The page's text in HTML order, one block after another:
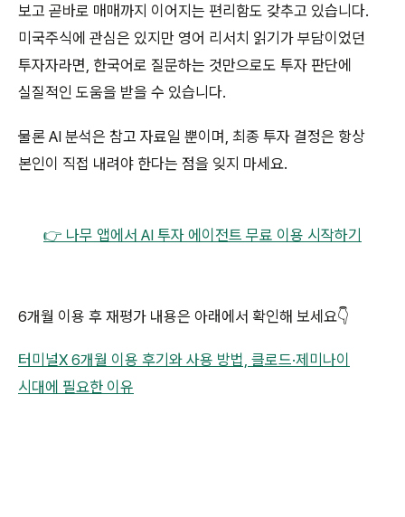
보고 곧바로 매매까지 이어지는 편리함도 갖추고 있습니다.
미국주식에 관심은 있지만 영어 리서치 읽기가 부담이었던
투자자라면, 한국어로 질문하는 것만으로도 투자 판단에
실질적인 도움을 받을 수 있습니다.
물론 AI 분석은 참고 자료일 뿐이며, 최종 투자 결정은 항상
본인이 직접 내려야 한다는 점을 잊지 마세요.
👉 나무 앱에서 AI 투자 에이전트 무료 이용 시작하기
6개월 이용 후 재평가 내용은 아래에서 확인해 보세요👇
터미널X 6개월 이용 후기와 사용 방법, 클로드·제미나이
시대에 필요한 이유